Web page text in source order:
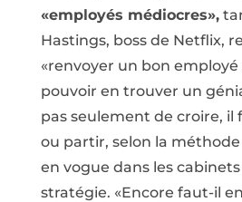
«employés médiocres»,
Hastings, boss de Netflix,
«renvoyer un bon
pouvoir en trouver un
pas seulement de croire, il
ou partir, selon la
en vogue dans les
stratégie. «Encore faut-il